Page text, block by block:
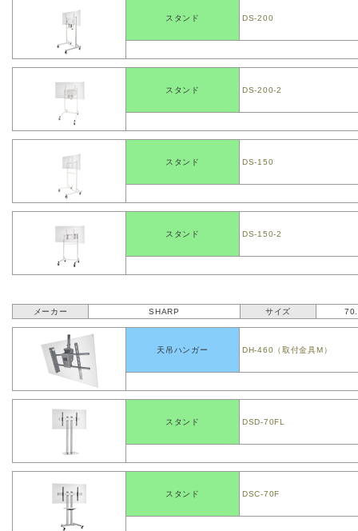
スタンド DS-200
スタンド DS-200-2
スタンド DS-150
スタンド DS-150-2
メーカー SHARP サイズ
天吊ハンガー DH-460（取付金具M）
スタンド DSD-70FL
スタンド DSC-70F